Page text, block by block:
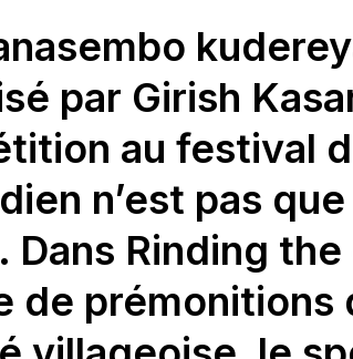
par Girish
au festival
n’est pas
Rinding the
de prémonitions